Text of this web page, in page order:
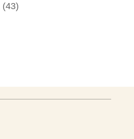
(43)